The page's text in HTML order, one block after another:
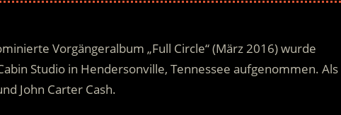
Vorgängeralbum „Full Circle“ (März 2016) wurde
Studio in Hendersonville, Tennessee aufgenommen. Als
John Carter Cash.